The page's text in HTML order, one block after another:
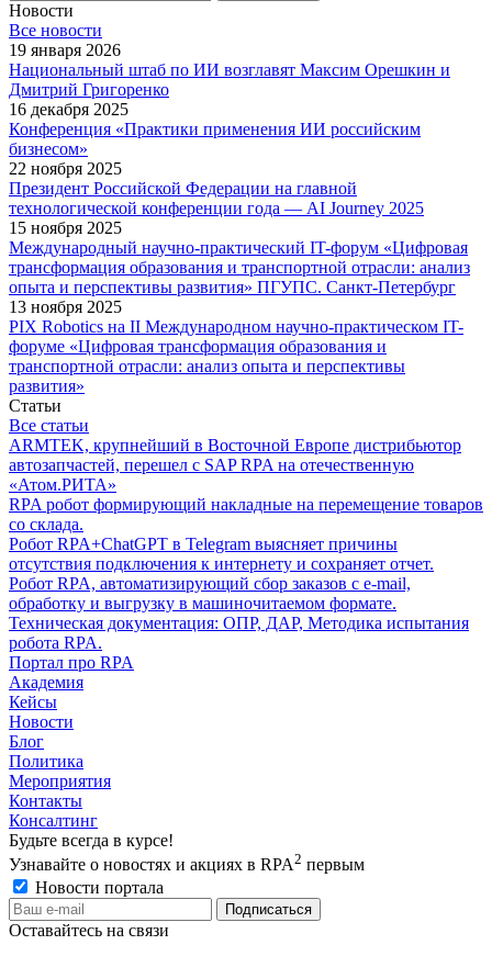
Новости
Все новости
19 января 2026
Национальный штаб по ИИ возглавят Максим Орешкин и
Дмитрий Григоренко
16 декабря 2025
Конференция «Практики применения ИИ российским
бизнесом»
22 ноября 2025
Президент Российской Федерации на главной
технологической конференции года — AI Journey 2025
15 ноября 2025
Международный научно-практический IT-форум «Цифровая
трансформация образования и транспортной отрасли: анализ
опыта и перспективы развития» ПГУПС. Санкт-Петербург
13 ноября 2025
PIX Robotics на II Международном научно-практическом IT-
форуме «Цифровая трансформация образования и
транспортной отрасли: анализ опыта и перспективы
развития»
Статьи
Все статьи
ARMTEK, крупнейший в Восточной Европе дистрибьютор
автозапчастей, перешел с SAP RPA на отечественную
«Атом.РИТА»
RPA робот формирующий накладные на перемещение товаров
со склада.
Робот RPA+ChatGPT в Telegram выясняет причины
отсутствия подключения к интернету и сохраняет отчет.
Робот RPA, автоматизирующий сбор заказов с e-mail,
обработку и выгрузку в машиночитаемом формате.
Техническая документация: ОПР, ДАР, Методика испытания
робота RPA.
Портал про RPA
Академия
Кейсы
Новости
Блог
Политика
Мероприятия
Контакты
Консалтинг
Будьте всегда в курсе!
Узнавайте о новостях и акциях в RPA2 первым
Новости портала
Оставайтесь на связи